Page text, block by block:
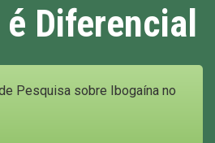
é Diferencial
Pesquisa sobre Ibogaína no